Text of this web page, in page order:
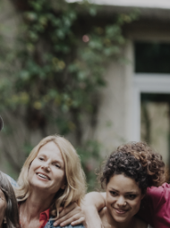
ANALYSER
STATISTIK
TEMAER
OM DA
KONTAKT OG PRESSE